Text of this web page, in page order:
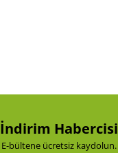
İndirim Habercisi
E-bültene ücretsiz kaydolun.